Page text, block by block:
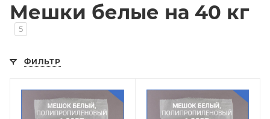
Мешки белые на 40 кг
5
ФИЛЬТР